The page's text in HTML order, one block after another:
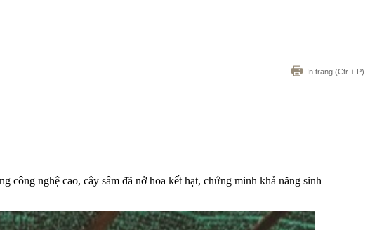
In trang (Ctr + P)
nghệ cao, cây sâm đã nở hoa kết hạt, chứng minh khả năng sinh